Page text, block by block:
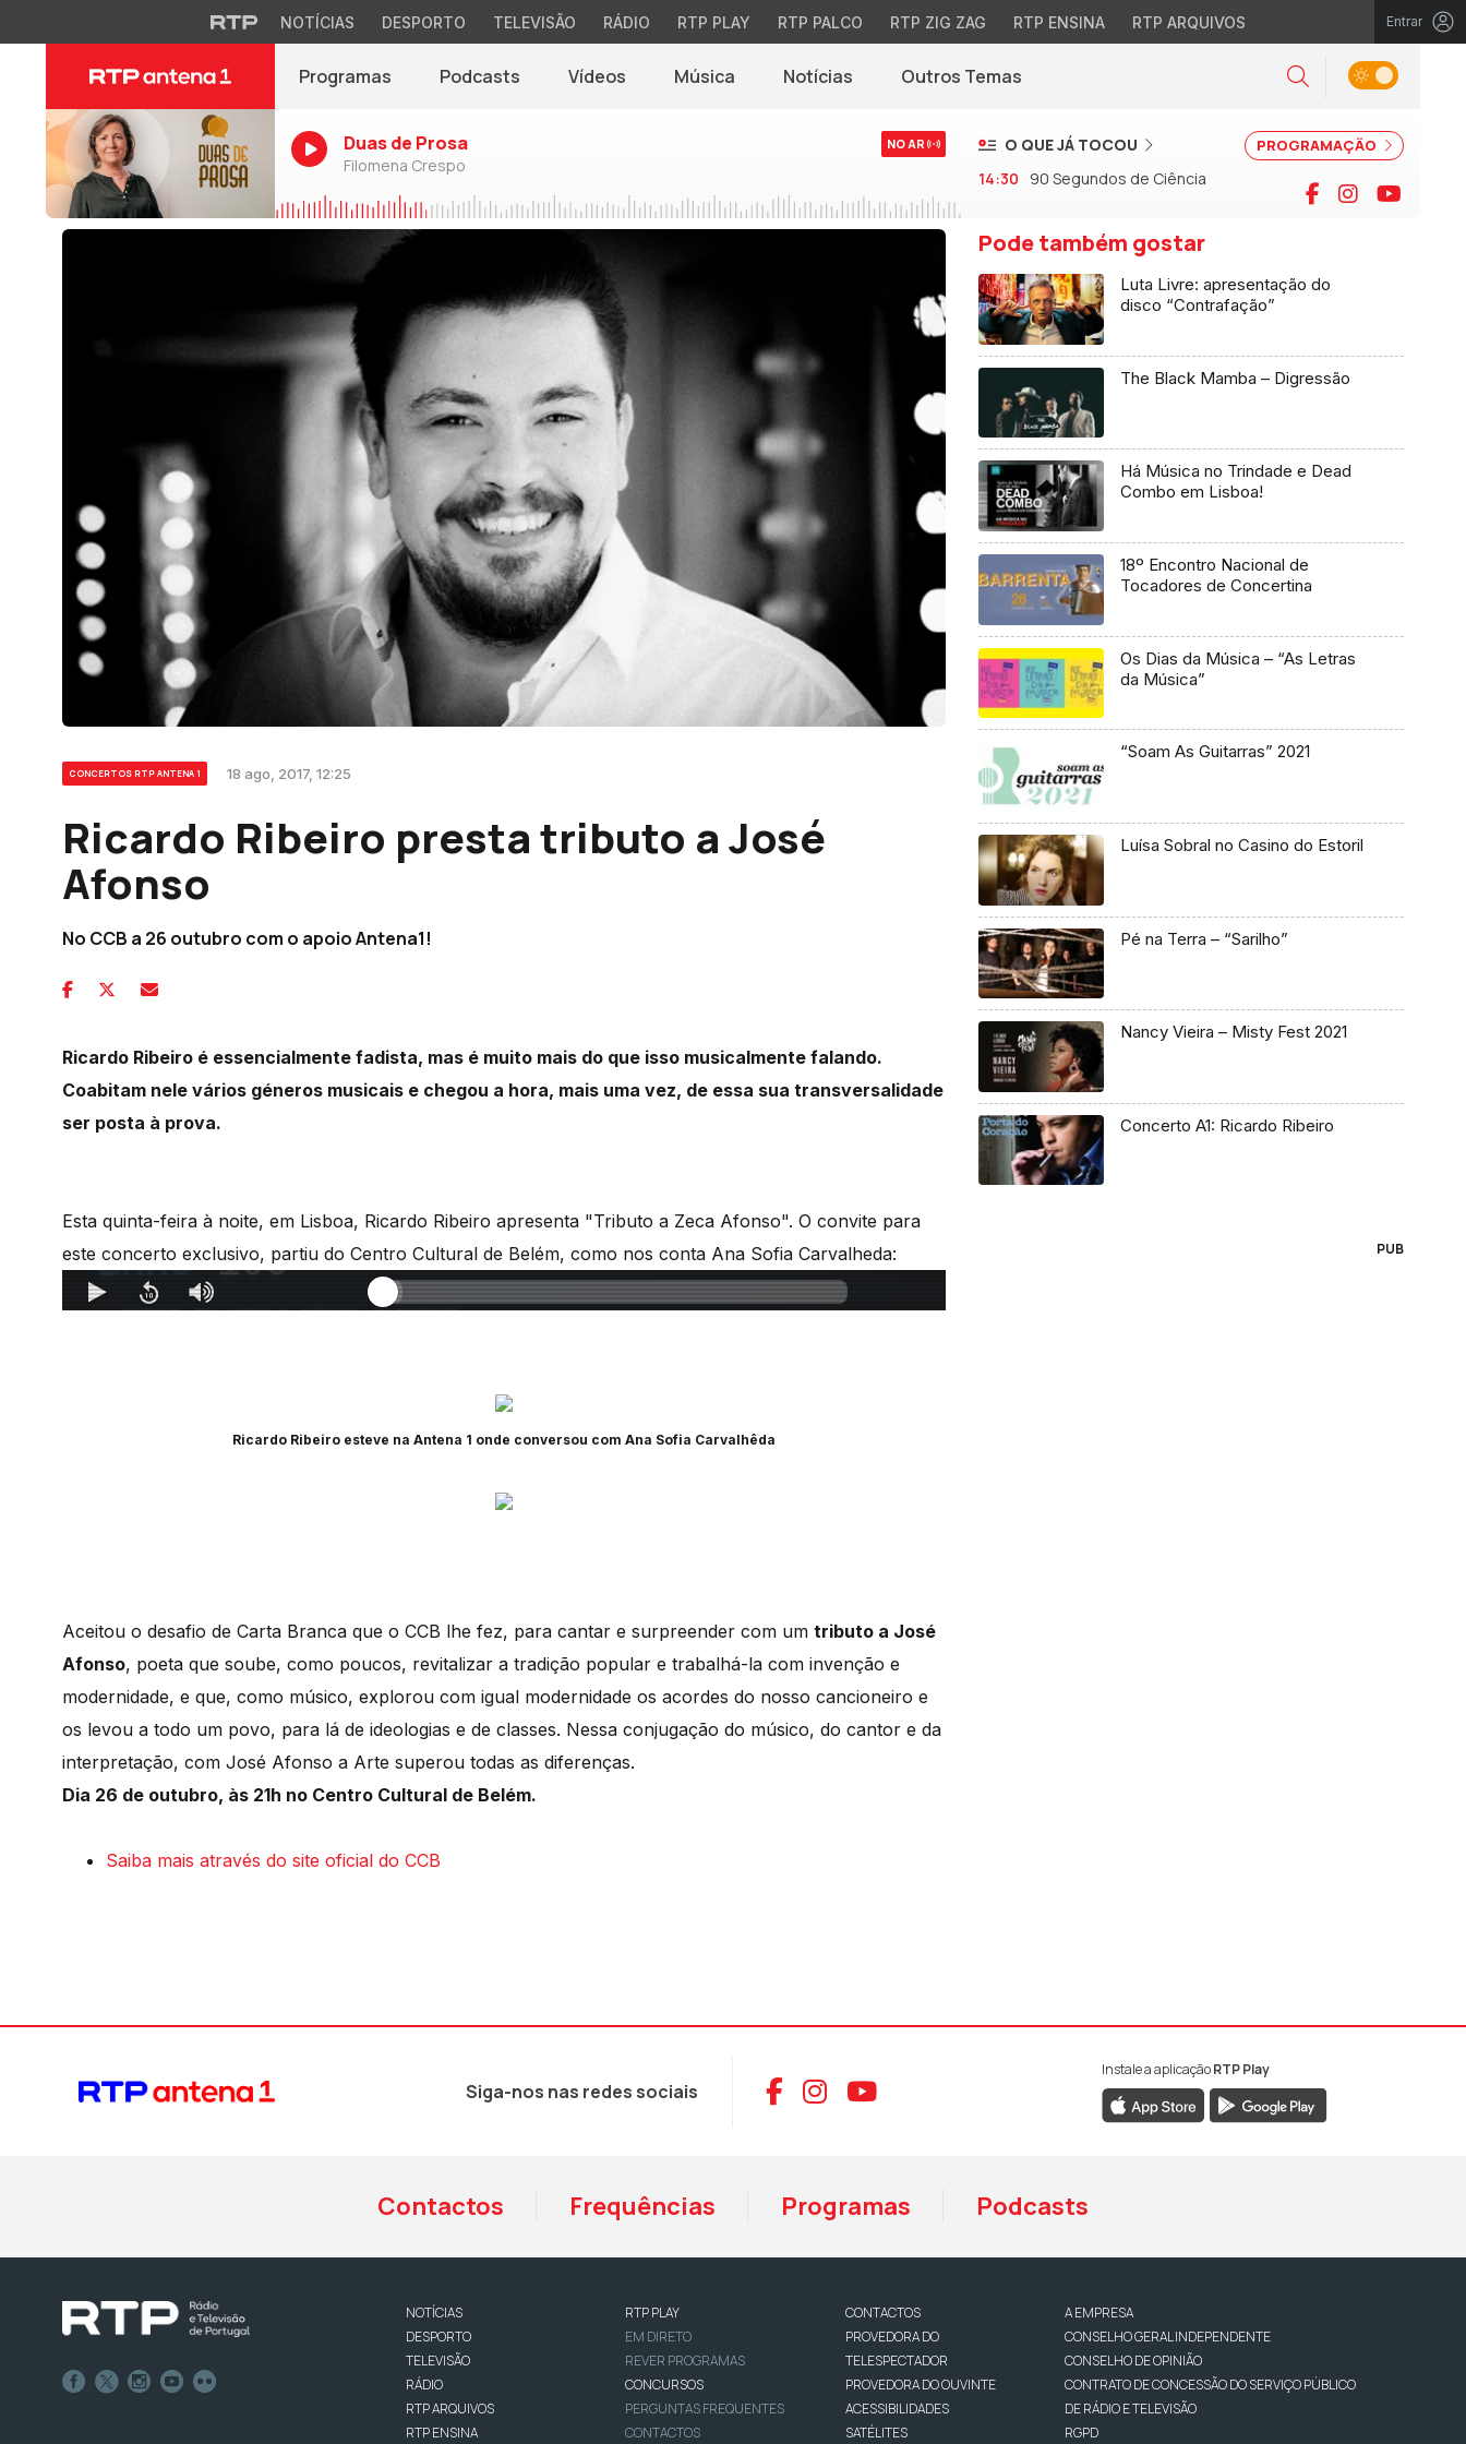
NOTÍCIAS DESPORTO TELEVISÃO RÁDIO RTP PLAY RTP PALCO RTP ZIG ZAG RTP ENSINA RTP ARQUIVOS Entrar
Programas Podcasts Vídeos Música Notícias(abre em nova janela)
Outros Temas Pesquisar
Alternar tema
Duas de Prosa
Filomena Crespo
NO AR PROGRAMAÇÃO
O QUE JÁ TOCOU
14:30
90 Segundos de Ciência Facebook
Instagram
CONCERTOS RTP ANTENA 1 18 ago, 2017, 12:25
Ricardo Ribeiro presta tributo a José
Afonso
No CCB a 26 outubro com o apoio Antena1!
Ricardo Ribeiro é essencialmente fadista, mas é muito mais do que isso musicalmente falando.
Coabitam nele vários géneros musicais e chegou a hora, mais uma vez, de essa sua transversalidade
ser posta à prova.
Esta quinta-feira à noite, em Lisboa, Ricardo Ribeiro apresenta "Tributo a Zeca Afonso". O convite para
este concerto exclusivo, partiu do Centro Cultural de Belém, como nos conta Ana Sofia Carvalheda:
Ricardo Ribeiro esteve na Antena 1 onde conversou com Ana Sofia Carvalhêda
Aceitou o desafio de Carta Branca que o CCB lhe fez, para cantar e surpreender com um tributo a José
Afonso, poeta que soube, como poucos, revitalizar a tradição popular e trabalhá-la com invenção e
modernidade, e que, como músico, explorou com igual modernidade os acordes do nosso cancioneiro e
os levou a todo um povo, para lá de ideologias e de classes. Nessa conjugação do músico, do cantor e da
interpretação, com José Afonso a Arte superou todas as diferenças.
Dia 26 de outubro, às 21h no Centro Cultural de Belém.
Saiba mais através do site oficial do CCB
Pode também gostar
Luta Livre: apresentação do
disco “Contrafação”
The Black Mamba – Digressão
Há Música no Trindade e Dead
Combo em Lisboa!
18º Encontro Nacional de
Tocadores de Concertina
Os Dias da Música – “As Letras
da Música”
“Soam As Guitarras” 2021
Luísa Sobral no Casino do Estoril
Pé na Terra – “Sarilho”
Nancy Vieira – Misty Fest 2021
Concerto A1: Ricardo Ribeiro
PUB
Siga-nos nas redes sociais Aceder ao Facebook da RTP Antena 1
Aceder ao Instagram da RTP Antena 1
Aceder ao YouTube da RTP Antena 1
Instale a aplicaçãoRTP Play
Contactos Frequências Programas Podcasts
NOTÍCIAS
DESPORTO
TELEVISÃO
RÁDIO
RTP ARQUIVOS
RTP ENSINA
RTP PLAY
EM DIRETO
REVER PROGRAMAS
CONCURSOS
PERGUNTAS FREQUENTES
CONTACTOS
CONTACTOS
PROVEDORA DO
TELESPECTADOR
PROVEDORA DO OUVINTE
ACESSIBILIDADES
SATÉLITES
A EMPRESA
CONSELHO GERAL INDEPENDENTE
CONSELHO DE OPINIÃO
CONTRATO DE CONCESSÃO DO SERVIÇO PÚBLICO
DE RÁDIO E TELEVISÃO
RGPD